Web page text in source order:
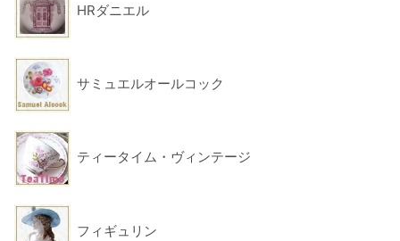
HRダニエル
サミュエルオールコック
ティータイム・ヴィンテージ
フィギュリン